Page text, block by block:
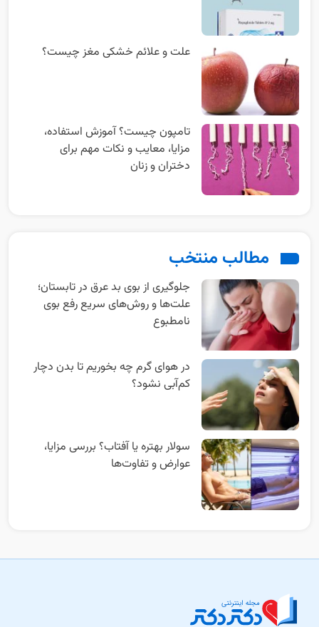
علت و علائم خشکی مغز چیست؟
تامپون چیست؟ آموزش استفاده،
مزایا، معایب و نکات مهم برای
دختران و زنان
مطالب منتخب
جلوگیری از بوی بد عرق در تابستان؛
علت‌ها و روش‌های سریع رفع بوی
نامطبوع
در هوای گرم چه بخوریم تا بدن دچار
کم‌آبی نشود؟
سولار بهتره یا آفتاب؟ بررسی مزایا،
عوارض و تفاوت‌ها